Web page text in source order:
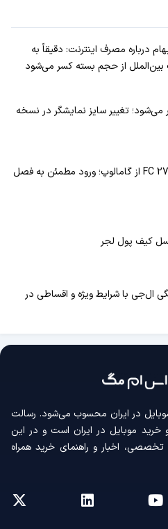
درباره مصرف اینترنت: دقیقاً به
بین‌الملل از حجم بسته کسر می‌شود
بزرگ‌تر می‌شود؛ تغییر سایز نمایشگر در نسخه
خرید اکانت قانونی FC 27 از گامالوپ؛ ورود مطمئن به فصل
کیف پول لجر
ال‌جی با شرایط ویژه و اقساطی در
در ایران محسوب می‌شود. رسالت
خرید موبایل در ایران است و در این
اخبار و راهنمای خرید همراه